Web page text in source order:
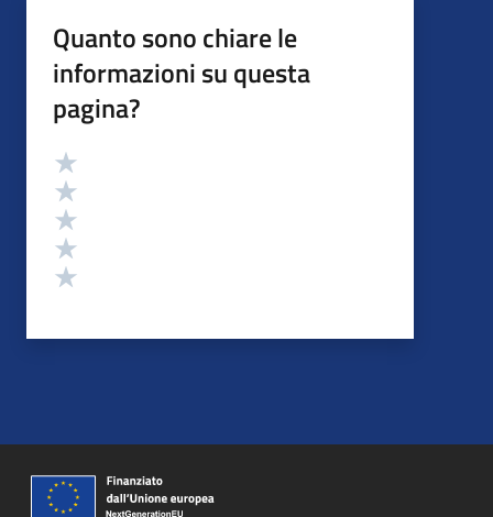
Quanto sono chiare le
informazioni su questa
pagina?
Valutazione